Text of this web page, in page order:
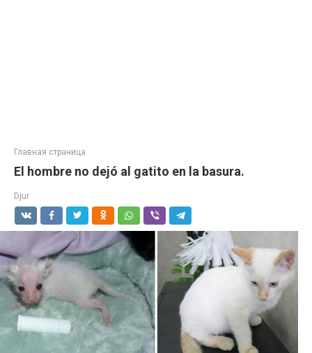
Главная страница
El hombre no dejó al gatito en la basura.
Djur